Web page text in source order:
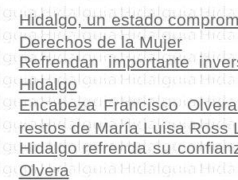
Hidalgo, un estado
Derechos de la Mujer
Refrendan importante
Hidalgo
Encabeza Francisco
restos de María Luisa Ross
Hidalgo refrenda su
Olvera